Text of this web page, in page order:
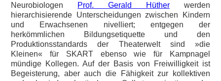
Neurobiologen
Prof. Gerald Hütherwerden
hierarchisierende Unterscheidungen zwischen Kindern
und Erwachsenen nivelliert; entgegen der
herkömmlichen Bildungsetiquette und den
Produktionsstandards der Theaterwelt sind »die
Kleinen« für SKART ebenso wie für Kampnagel
mündige Kollegen. Auf der Basis von Freiwilligkeit ist
Begeisterung, aber auch die Fähigkeit zur kollektiven